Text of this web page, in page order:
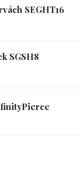
SEGHT16
SGSH8